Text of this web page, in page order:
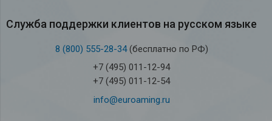
Служба под­держки кли­ен­тов на рус­ском языке
8 (800) 555-28-34(бесплатно по РФ)
+7 (495) 011-12-94
+7 (495) 011-12-54
info@euroaming.ru